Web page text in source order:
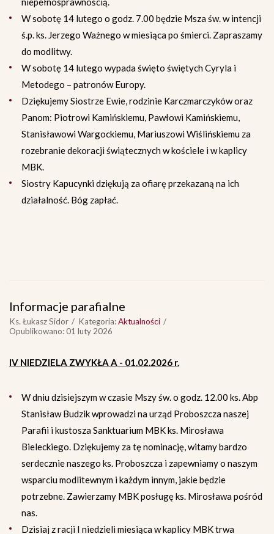
W sobotę 14 lutego o godz. 7.00 będzie Msza św. w intencji
ś.p. ks. Jerzego Ważnego w miesiąca po śmierci. Zapraszamy
do modlitwy.
W sobotę 14 lutego wypada święto świętych Cyryla i
Metodego – patronów Europy.
Dziękujemy Siostrze Ewie, rodzinie Karczmarczyków oraz
Panom: Piotrowi Kamińskiemu, Pawłowi Kamińskiemu,
Stanisławowi Wargockiemu, Mariuszowi Wiślińskiemu za
rozebranie dekoracji świątecznych w kościele i w kaplicy
MBK.
Siostry Kapucynki dziękują za ofiarę przekazaną na ich
działalność. Bóg zapłać.
Informacje parafialne
Ks. Łukasz Sidor Kategoria:Aktualności
Opublikowano: 01 luty 2026
IV NIEDZIELA ZWYKŁA A - 01.02.2026 r.
W dniu dzisiejszym w czasie Mszy św. o godz. 12.00 ks. Abp
Stanisław Budzik wprowadzi na urząd Proboszcza naszej
Parafii i kustosza Sanktuarium MBK ks. Mirosława
Bieleckiego. Dziękujemy za tę nominację, witamy bardzo
serdecznie naszego ks. Proboszcza i zapewniamy o naszym
wsparciu modlitewnym i każdym innym, jakie będzie
potrzebne. Zawierzamy MBK posługę ks. Mirosława pośród
nas.
Dzisiaj z racji I niedzieli miesiąca w kaplicy MBK trwa